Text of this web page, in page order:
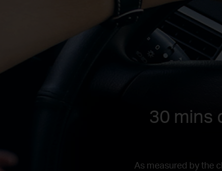
30 mins
As measured by the